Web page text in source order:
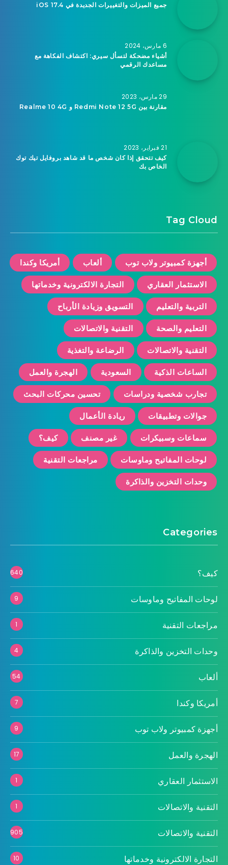
جميع الميزات والتغييرات الجديدة في iOS 17.4
6 مارس، 2024
أشياء مضحكة لتسأل سيري: اكتشاف الفكاهة مع
مساعدك الرقمي
29 مارس، 2023
مقارنة بين Redmi Note 12 5G و Realme 10 4G
21 فبراير، 2023
كيف تتحقق إذا كان شخص ما قد شاهد بروفايل تيك توك
الخاص بك
Tag Cloud
أجهزة كمبيوتر ولاب توب ألعاب أمريكا وكندا
الاستثمار العقاري التجارة الالكترونية وخدماتها
التربية والتعليم التسويق وزيادة الأرباح
التعليم والصحة التقنية والاتصالات
التقنية والاتصالات الرضاعة والتغذية
الساعات الذكية السعودية الهجرة والعمل
تجارب شخصية ودراسات تحسين محركات البحث
جوالات وتطبيقات ريادة الأعمال
سماعات وسبيكرات غير مصنف كيف؟
لوحات المفاتيح وماوسات مراجعات التقنية
وحدات التخزين والذاكرة
Categories
كيف؟ 640
لوحات المفاتيح وماوسات 9
مراجعات التقنية 1
وحدات التخزين والذاكرة 4
ألعاب 54
أمريكا وكندا 7
أجهزة كمبيوتر ولاب توب 9
الهجرة والعمل 17
الاستثمار العقاري 1
التقنية والاتصالات 1
التقنية والاتصالات 905
التجارة الالكترونية وخدماتها 10